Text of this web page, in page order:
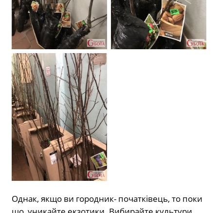
Однак, якщо ви городник- початківець, то поки